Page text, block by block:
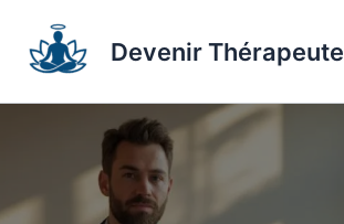
contenu
Devenir Thérapeute